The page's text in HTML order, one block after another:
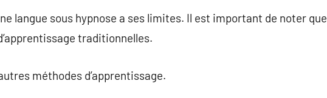
langue sous hypnose a ses limites. Il est important de noter que
traditionnelles.
méthodes d’apprentissage.